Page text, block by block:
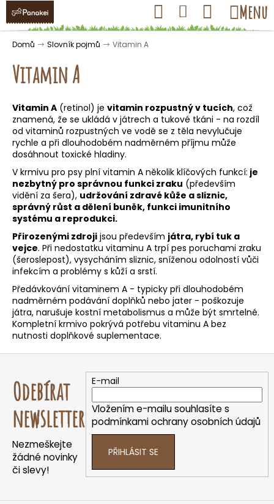
Přejít
obsah
Hledat Přihlášení
Nákupní
košík
Menu
Domů Slovník pojmů Vitamin A
Vitamin A
Vitamin A (retinol) je vitamin rozpustný v tucích, což
znamená, že se ukládá v játrech a tukové tkáni - na rozdíl
od vitaminů rozpustných ve vodě se z těla nevylučuje
rychle a při dlouhodobém nadměrném příjmu může
dosáhnout toxické hladiny.
V krmivu pro psy plní vitamin A několik klíčových funkcí: je
nezbytný pro správnou funkci zraku (především
vidění za šera), udržování zdravé kůže a sliznic,
správný růst a dělení buněk, funkci imunitního
systému a reprodukci.
Přirozenými zdroji jsou především játra, rybí tuk a
vejce. Při nedostatku vitaminu A trpí pes poruchami zraku
(šeroslepost), vysycháním sliznic, sníženou odolností vůči
infekcím a problémy s kůží a srstí.
Předávkování vitaminem A - typicky při dlouhodobém
nadměrném podávání doplňků nebo jater - poškozuje
játra, narušuje kostní metabolismus a může být smrtelné.
Kompletní krmivo pokrývá potřebu vitaminu A bez
nutnosti doplňkové suplementace.
K
o Zpět
Zpět
C
o
p
o
t
ř
e
b
u
j
e
t
e
n
a
j
t
?
HLEDAT
Odebírat
newsletter
Nezmeškejte
žádné novinky
či slevy!
E-mail
Vložením e-mailu souhlasíte s
podmínkami ochrany osobních údajů
PŘIHLÁSIT SE